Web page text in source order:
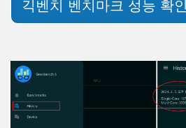
긱벤치 벤치마크 성능 확